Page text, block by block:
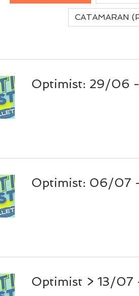
CATAMARAN
Optimist: 29/06
Optimist: 06/07
Optimist > 13/07